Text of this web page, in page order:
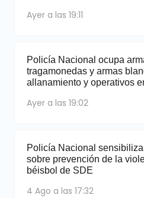
Ayer a las 19:11
Policía Nacional ocupa
tragamonedas y armas
allanamiento y operativos
Ayer a las 19:02
Policía Nacional
sobre prevención de la
béisbol de SDE
4 Ago a las 17:32